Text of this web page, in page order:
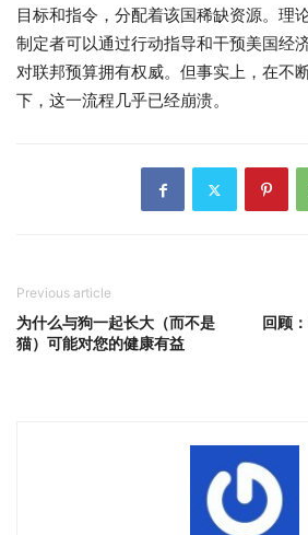
目标和指令，分配着该国稀缺资源。理
制定者可以通过行动指导和干预美国经
对联邦预算拥有权威。但事实上，在不
下，这一流程几乎已经崩溃。
Previous article
为什么与狗一起长大（而不是
猫）可能对您的健康有益
回顾